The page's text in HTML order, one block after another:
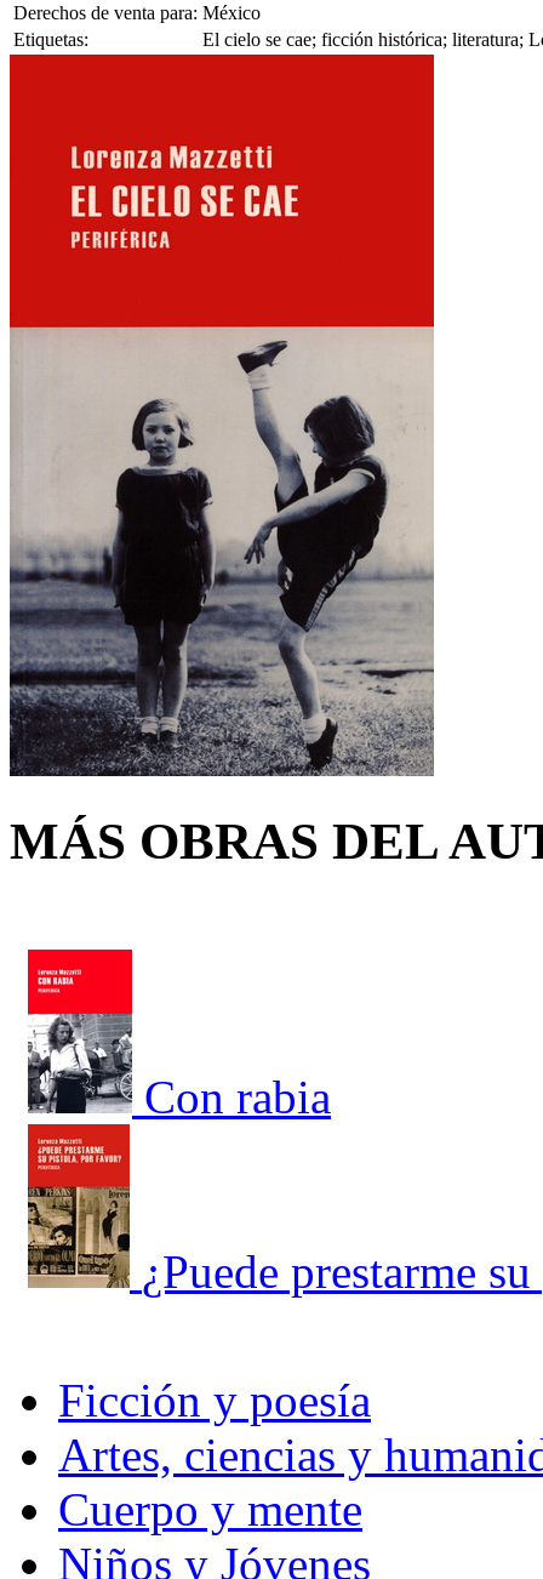
Derechos de venta para: México
Etiquetas:
El cielo se cae; ficción histórica; literatura;
MÁS OBRAS DEL
Con rabia
¿Puede prestarme
Ficción y poesía
Artes, ciencias y
Cuerpo y mente
Niños y Jóvenes